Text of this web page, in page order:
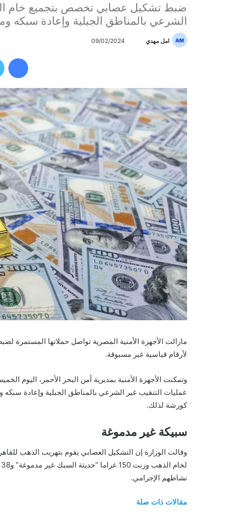
ضبط تشكيل عصابي تخصص بتجميع خام
الشرعي بالمناطق الجبلية وإعادة سبكه
امل مهدي
ب
ر
ي
د
إ
ل
ك
ت
ر
و
ن
ي
ا
09/02/2024
مازالت الأجهزة الأمنية المصرية تواصل حملاتها المستمرة
لأرقام قياسية غير مسبوقة.
وتمكنت الأجهزة الأمنية بمديرية أمن البحر الأحمر،
عمليات التنقيب غير الشرعي بالمناطق الجبلية وإعادة سبكه
كورشة لذلك.
سبيكة غير مدموغة
وقالت الوزارة إن التشكيل العصابي يقوم بتهريب الذهب
نشاطهم الإجرامي.
مقالات ذات صلة